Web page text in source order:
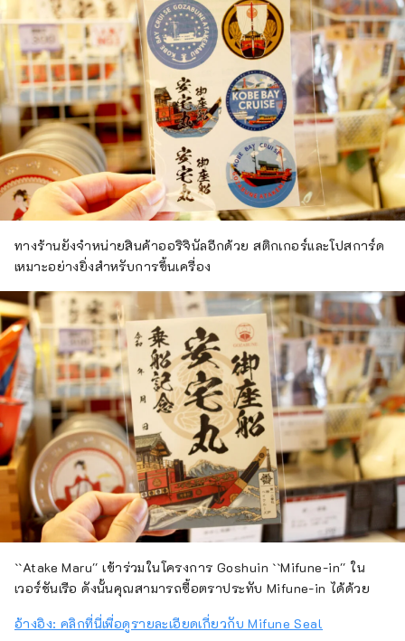
ทางร้านยังจำหน่ายสินค้าออริจินัลอีกด้วย สติกเกอร์และโปสการ์ด
เหมาะอย่างยิ่งสำหรับการขึ้นเครื่อง
``Atake Maru'' เข้าร่วมในโครงการ Goshuin ``Mifune-in'' ใน
เวอร์ชันเรือ ดังนั้นคุณสามารถซื้อตราประทับ Mifune-in ได้ด้วย
อ้างอิง: คลิกที่นี่เพื่อดูรายละเอียดเกี่ยวกับ Mifune Seal